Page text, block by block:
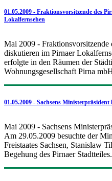
01.05.2009 - Fraktionsvorsitzende des
Lokalfernsehen
Mai 2009 - Fraktionsvorsitzende
diskutieren im Pirnaer
erfolgte in den Räumen der
Wohnungsgesellschaft Pirna
01.05.2009 - Sachsens Ministerpräsident
Mai 2009 - Sachsens
Am 29.05.2009 besuchte der
Freistaates Sachsen, Stanislaw
Begehung des Pirnaer